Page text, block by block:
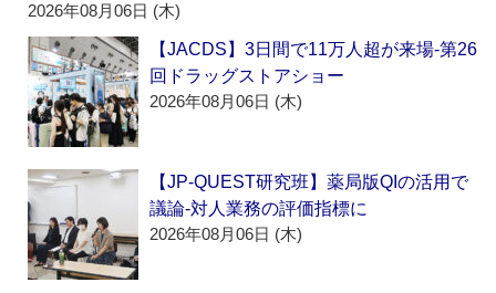
2026年08月06日 (木)
【JACDS】3日間で11万人超が来場‐第26
回ドラッグストアショー
2026年08月06日 (木)
【JP-QUEST研究班】薬局版QIの活用で
議論‐対人業務の評価指標に
2026年08月06日 (木)